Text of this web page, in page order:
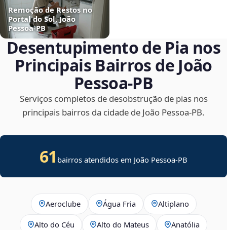
Remoção de Restos no
Portal do Sol, João
Pessoa‑PB
Desentupimento de Pia nos
Principais Bairros de João
Pessoa‑PB
Serviços completos de desobstrução de pias nos
principais bairros da cidade de João Pessoa‑PB.
61 bairros atendidos em João Pessoa-PB
Aeroclube Água Fria Altiplano
Alto do Céu Alto do Mateus Anatólia